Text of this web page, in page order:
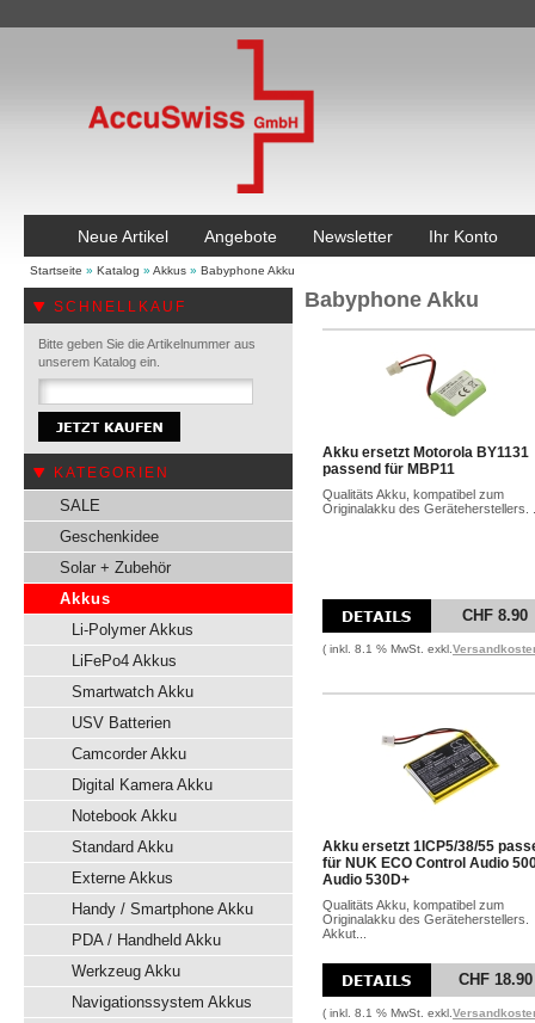
Neue Artikel Angebote Newsletter Ihr Konto
Startseite » Katalog » Akkus » Babyphone Akku
SCHNELLKAUF
Bitte geben Sie die Artikelnummer aus
unserem Katalog ein.
KATEGORIEN
SALE
Geschenkidee
Solar + Zubehör
Akkus
Li-Polymer Akkus
LiFePo4 Akkus
Smartwatch Akku
USV Batterien
Camcorder Akku
Digital Kamera Akku
Notebook Akku
Standard Akku
Externe Akkus
Handy / Smartphone Akku
PDA / Handheld Akku
Werkzeug Akku
Navigationssystem Akkus
Babyphone Akku
Akku ersetzt Motorola BY1131
passend für MBP11
Qualitäts Akku, kompatibel zum
Originalakku des Geräteherstellers.
CHF 8.90
( inkl. 8.1 % MwSt. exkl.
Akku ersetzt 1ICP5/38/55
für NUK ECO Control Audio
Audio 530D+
Qualitäts Akku, kompatibel zum
Originalakku des Geräteherstellers.
Akkut...
CHF 18.90
( inkl. 8.1 % MwSt. exkl.